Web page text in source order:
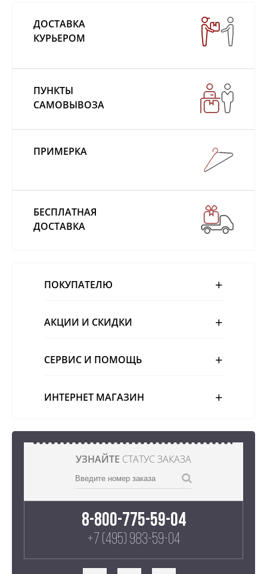
ДОСТАВКА
КУРЬЕРОМ
ПУНКТЫ
САМОВЫВОЗА
ПРИМЕРКА
БЕСПЛАТНАЯ
ДОСТАВКА
ПОКУПАТЕЛЮ
АКЦИИ И СКИДКИ
СЕРВИС И ПОМОЩЬ
ИНТЕРНЕТ МАГАЗИН
УЗНАЙТЕ СТАТУС ЗАКАЗА
8-800-775-59-04
+7 (495) 983-59-04